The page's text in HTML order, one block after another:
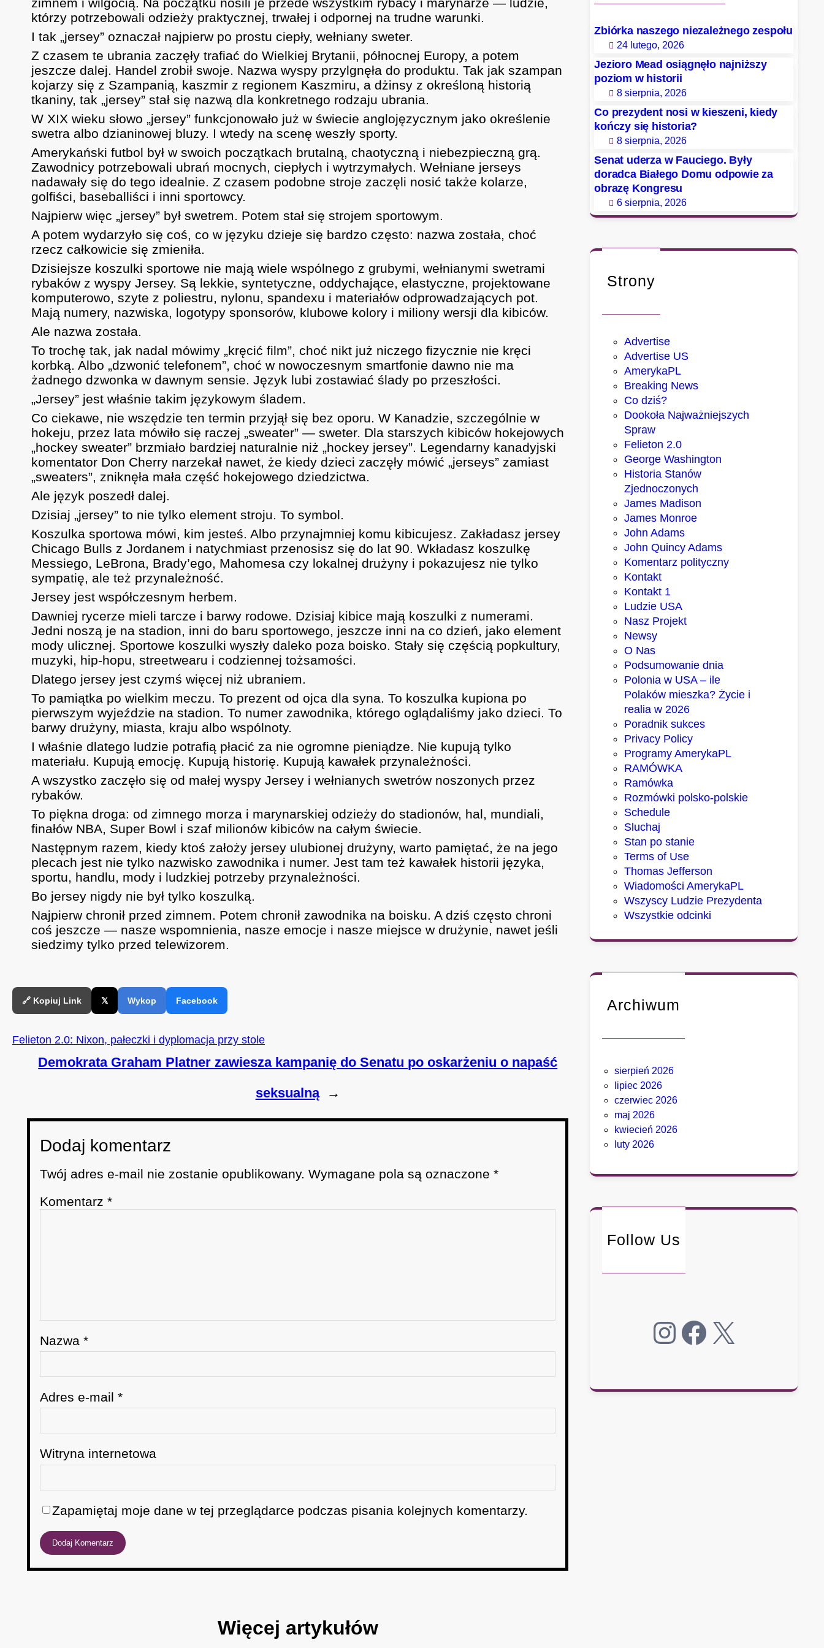
którzy potrzebowali odzieży praktycznej, trwałej i odpornej na trudne warunki.
I tak „jersey” oznaczał najpierw po prostu ciepły, wełniany sweter.
Z czasem te ubrania zaczęły trafiać do Wielkiej Brytanii, północnej Europy, a potem
jeszcze dalej. Handel zrobił swoje. Nazwa wyspy przylgnęła do produktu. Tak jak szampan
kojarzy się z Szampanią, kaszmir z regionem Kaszmiru, a dżinsy z określoną historią
tkaniny, tak „jersey” stał się nazwą dla konkretnego rodzaju ubrania.
W XIX wieku słowo „jersey” funkcjonowało już w świecie anglojęzycznym jako określenie
swetra albo dzianinowej bluzy. I wtedy na scenę weszły sporty.
Amerykański futbol był w swoich początkach brutalną, chaotyczną i niebezpieczną grą.
Zawodnicy potrzebowali ubrań mocnych, ciepłych i wytrzymałych. Wełniane jerseys
nadawały się do tego idealnie. Z czasem podobne stroje zaczęli nosić także kolarze,
golfiści, baseballiści i inni sportowcy.
Najpierw więc „jersey” był swetrem. Potem stał się strojem sportowym.
A potem wydarzyło się coś, co w języku dzieje się bardzo często: nazwa została, choć
rzecz całkowicie się zmieniła.
Dzisiejsze koszulki sportowe nie mają wiele wspólnego z grubymi, wełnianymi swetrami
rybaków z wyspy Jersey. Są lekkie, syntetyczne, oddychające, elastyczne, projektowane
komputerowo, szyte z poliestru, nylonu, spandexu i materiałów odprowadzających pot.
Mają numery, nazwiska, logotypy sponsorów, klubowe kolory i miliony wersji dla kibiców.
Ale nazwa została.
To trochę tak, jak nadal mówimy „kręcić film”, choć nikt już niczego fizycznie nie kręci
korbką. Albo „dzwonić telefonem”, choć w nowoczesnym smartfonie dawno nie ma
żadnego dzwonka w dawnym sensie. Język lubi zostawiać ślady po przeszłości.
„Jersey” jest właśnie takim językowym śladem.
Co ciekawe, nie wszędzie ten termin przyjął się bez oporu. W Kanadzie, szczególnie w
hokeju, przez lata mówiło się raczej „sweater” — sweter. Dla starszych kibiców hokejowych
„hockey sweater” brzmiało bardziej naturalnie niż „hockey jersey”. Legendarny kanadyjski
komentator Don Cherry narzekał nawet, że kiedy dzieci zaczęły mówić „jerseys” zamiast
„sweaters”, zniknęła mała część hokejowego dziedzictwa.
Ale język poszedł dalej.
Dzisiaj „jersey” to nie tylko element stroju. To symbol.
Koszulka sportowa mówi, kim jesteś. Albo przynajmniej komu kibicujesz. Zakładasz jersey
Chicago Bulls z Jordanem i natychmiast przenosisz się do lat 90. Wkładasz koszulkę
Messiego, LeBrona, Brady’ego, Mahomesa czy lokalnej drużyny i pokazujesz nie tylko
sympatię, ale też przynależność.
Jersey jest współczesnym herbem.
Dawniej rycerze mieli tarcze i barwy rodowe. Dzisiaj kibice mają koszulki z numerami.
Jedni noszą je na stadion, inni do baru sportowego, jeszcze inni na co dzień, jako element
mody ulicznej. Sportowe koszulki wyszły daleko poza boisko. Stały się częścią popkultury,
muzyki, hip-hopu, streetwearu i codziennej tożsamości.
Dlatego jersey jest czymś więcej niż ubraniem.
To pamiątka po wielkim meczu. To prezent od ojca dla syna. To koszulka kupiona po
pierwszym wyjeździe na stadion. To numer zawodnika, którego oglądaliśmy jako dzieci. To
barwy drużyny, miasta, kraju albo wspólnoty.
I właśnie dlatego ludzie potrafią płacić za nie ogromne pieniądze. Nie kupują tylko
materiału. Kupują emocję. Kupują historię. Kupują kawałek przynależności.
A wszystko zaczęło się od małej wyspy Jersey i wełnianych swetrów noszonych przez
rybaków.
To piękna droga: od zimnego morza i marynarskiej odzieży do stadionów, hal, mundiali,
finałów NBA, Super Bowl i szaf milionów kibiców na całym świecie.
Następnym razem, kiedy ktoś założy jersey ulubionej drużyny, warto pamiętać, że na jego
plecach jest nie tylko nazwisko zawodnika i numer. Jest tam też kawałek historii języka,
sportu, handlu, mody i ludzkiej potrzeby przynależności.
Bo jersey nigdy nie był tylko koszulką.
Najpierw chronił przed zimnem. Potem chronił zawodnika na boisku. A dziś często chroni
coś jeszcze — nasze wspomnienia, nasze emocje i nasze miejsce w drużynie, nawet jeśli
siedzimy tylko przed telewizorem.
🔗 Kopiuj Link 𝕏 Wykop Facebook
Felieton 2.0: Nixon, pałeczki i dyplomacja przy stole
Demokrata Graham Platner zawiesza kampanię do Senatu po oskarżeniu o napaść
seksualną
→
Dodaj komentarz
Twój adres e-mail nie zostanie opublikowany. Wymagane pola są oznaczone *
Komentarz *
Nazwa *
Adres e-mail *
Witryna internetowa
Zapamiętaj moje dane w tej przeglądarce podczas pisania kolejnych komentarzy.
Więcej artykułów
Zbiórka naszego niezależnego zespołu
24 lutego, 2026
Jezioro Mead osiągnęło najniższy
poziom w historii
8 sierpnia, 2026
Co prezydent nosi w kieszeni, kiedy
kończy się historia?
8 sierpnia, 2026
Senat uderza w Fauciego. Były
doradca Białego Domu odpowie za
obrazę Kongresu
6 sierpnia, 2026
Strony
Advertise
Advertise US
AmerykaPL
Breaking News
Co dziś?
Dookoła Najważniejszych
Spraw
Felieton 2.0
George Washington
Historia Stanów
Zjednoczonych
James Madison
James Monroe
John Adams
John Quincy Adams
Komentarz polityczny
Kontakt
Kontakt 1
Ludzie USA
Nasz Projekt
Newsy
O Nas
Podsumowanie dnia
Polonia w USA – ile
Polaków mieszka? Życie i
realia w 2026
Poradnik sukces
Privacy Policy
Programy AmerykaPL
RAMÓWKA
Ramówka
Rozmówki polsko-polskie
Schedule
Sluchaj
Stan po stanie
Terms of Use
Thomas Jefferson
Wiadomości AmerykaPL
Wszyscy Ludzie Prezydenta
Wszystkie odcinki
Archiwum
sierpień 2026
lipiec 2026
czerwiec 2026
maj 2026
kwiecień 2026
luty 2026
Follow Us
Instagram Facebook X